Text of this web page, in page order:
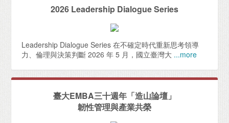
2026 Leadership Dialogue Series
Leadership Dialogue Series 在不確定時代重新思考領導
力、倫理與決策判斷 2026 年 5 月，國立臺灣大 ...more
臺大EMBA三十週年「造山論壇」
韌性管理與產業共榮